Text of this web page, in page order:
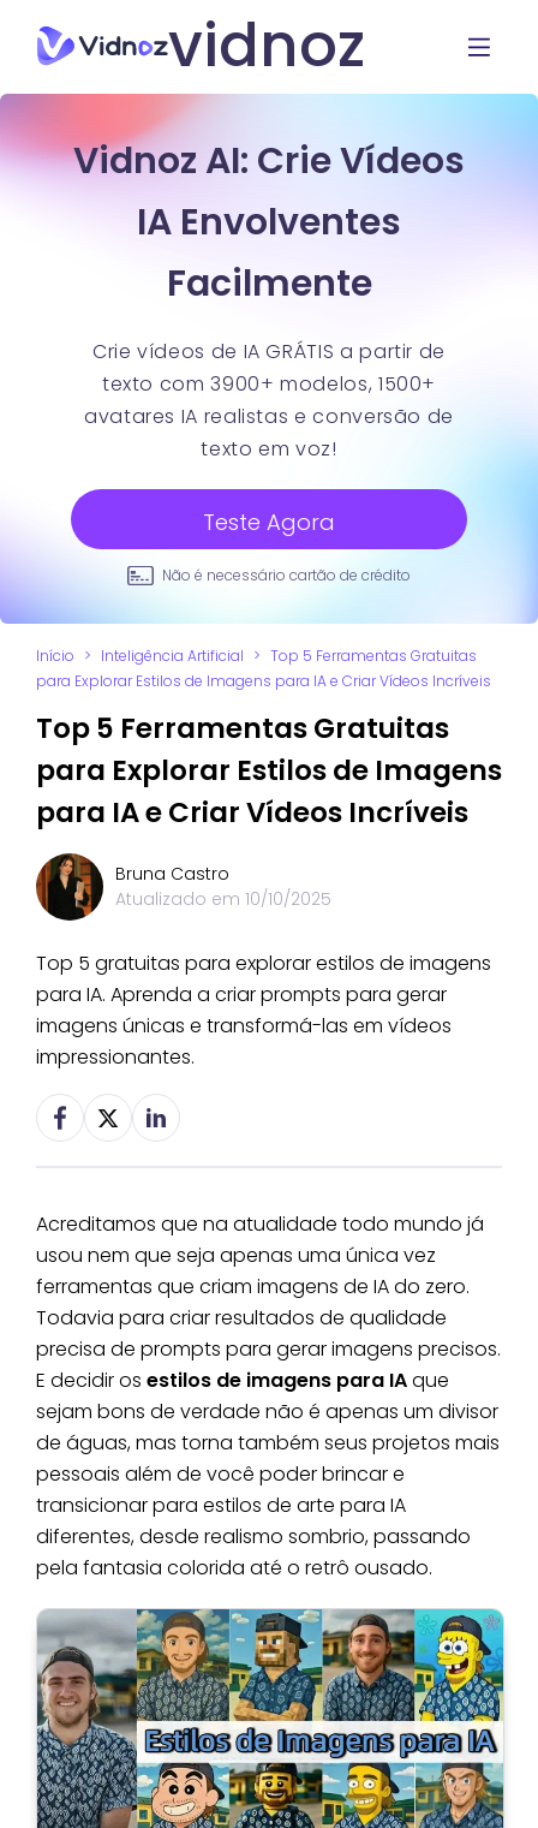
vidnoz
Vidnoz AI: Crie Vídeos
IA Envolventes
Facilmente
Crie vídeos de IA GRÁTIS a partir de
texto com 3900+ modelos, 1500+
avatares IA realistas e conversão de
texto em voz!
Teste Agora
Não é necessário cartão de crédito
Início > Inteligência Artificial > Top 5 Ferramentas Gratuitas
para Explorar Estilos de Imagens para IA e Criar Vídeos Incríveis
Top 5 Ferramentas Gratuitas
para Explorar Estilos de Imagens
para IA e Criar Vídeos Incríveis
Bruna Castro
Atualizado em 10/10/2025
Top 5 gratuitas para explorar estilos de imagens
para IA. Aprenda a criar prompts para gerar
imagens únicas e transformá-las em vídeos
impressionantes.
Acreditamos que na atualidade todo mundo já
usou nem que seja apenas uma única vez
ferramentas que criam imagens de IA do zero.
Todavia para criar resultados de qualidade
precisa de prompts para gerar imagens precisos.
E decidir os estilos de imagens para IAque
sejam bons de verdade não é apenas um divisor
de águas, mas torna também seus projetos mais
pessoais além de você poder brincar e
transicionar para estilos de arte para IA
diferentes, desde realismo sombrio, passando
pela fantasia colorida até o retrô ousado.